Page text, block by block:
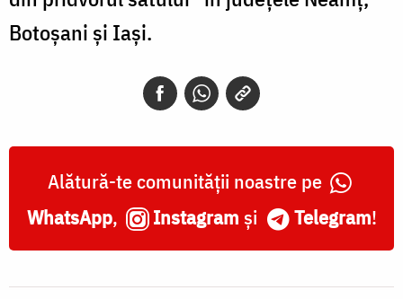
Botoșani și Iași.
Alătură-te comunității noastre pe
WhatsApp, Instagram și Telegram!